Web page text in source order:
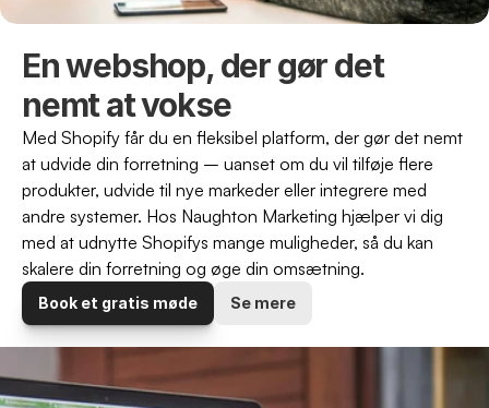
En webshop, der gør det
nemt at vokse
Med Shopify får du en fleksibel platform, der gør det nemt
at udvide din forretning – uanset om du vil tilføje flere
produkter, udvide til nye markeder eller integrere med
andre systemer. Hos Naughton Marketing hjælper vi dig
med at udnytte Shopifys mange muligheder, så du kan
skalere din forretning og øge din omsætning.
Book et gratis møde Se mere